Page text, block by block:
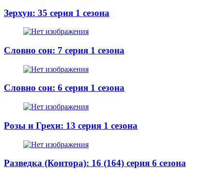
Зерхун: 35 серия 1 сезона
Словно сон: 7 серия 1 сезона
Словно сон: 6 серия 1 сезона
Розы и Грехи: 13 серия 1 сезона
Разведка (Контора): 16 (164) серия 6 сезона